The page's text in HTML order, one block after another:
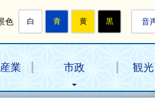
色 白 青 黄 黒 音
業 市政 観